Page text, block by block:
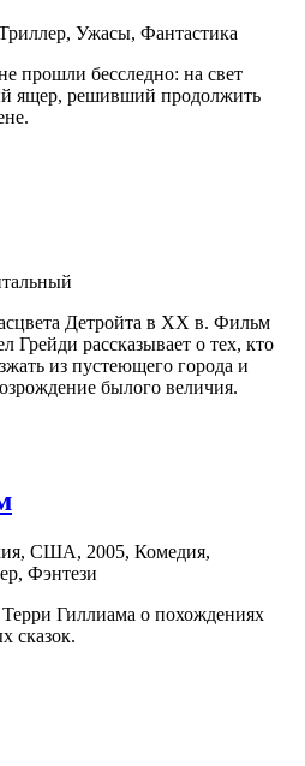
Ужасы, Фантастика
прошли бесследно: на свет
ящер, решивший продолжить
Детройта в XX в. Фильм
Грейди рассказывает о тех, кто
из пустеющего города и
былого величия.
США, 2005, Комедия,
Фэнтези
Гиллиама о похождениях
сказок.